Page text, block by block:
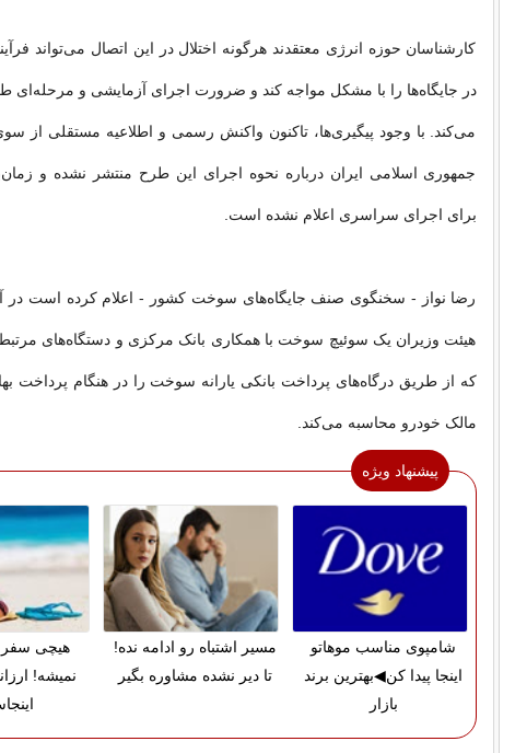
کارشناسان حوزه انرژی معتقدند هرگونه اختلال در این اتصال می‌تواند
در جایگاه‌ها را با مشکل مواجه کند و ضرورت اجرای آزمایشی و مرحله‌ای
می‌کند. با وجود پیگیری‌ها، تاکنون واکنش رسمی و اطلاعیه مستقلی از
جمهوری اسلامی ایران درباره نحوه اجرای این طرح منتشر نشده و
برای اجرای سراسری اعلام نشده است.
رضا نواز - سخنگوی صنف جایگاه‌های سوخت کشور - اعلام کرده است در
هیئت وزیران یک سوئیچ سوخت با همکاری بانک مرکزی و دستگاه‌های
که از طریق درگاه‌های پرداخت بانکی یارانه سوخت را در هنگام پرداخت
مالک خودرو محاسبه می‌کند.
پیشنهاد ویژه
شامپوی مناسب موهاتو
اینجا پیدا کن◀بهترین برند
بازار
مسیر اشتباه رو ادامه نده!
تا دیر نشده مشاوره بگیر
هیچی سفر
نمیشه!